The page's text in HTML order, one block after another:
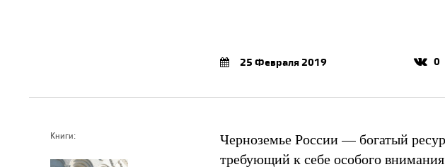
25 Февраля 2019 0
Книги:
Черноземье России — богатый
требующий к себе особого